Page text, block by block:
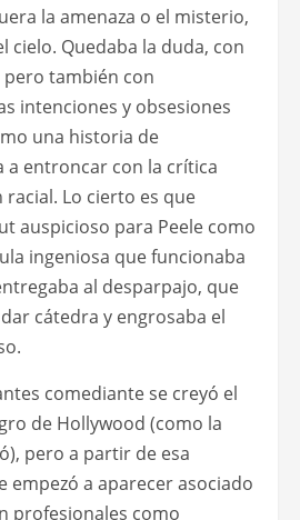
la amenaza o el misterio,
cielo. Quedaba la duda, con
también con
intenciones y obsesiones
una historia de
entroncar con la crítica
racial. Lo cierto es que
auspicioso para Peele como
ingeniosa que funcionaba
al desparpajo, que
cátedra y engrosaba el
comediante se creyó el
de Hollywood (como la
pero a partir de esa
empezó a aparecer asociado
profesionales como